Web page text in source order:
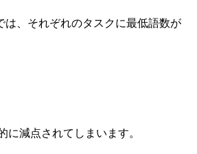
は、それぞれのタスクに最低語数が
に減点されてしまいます。